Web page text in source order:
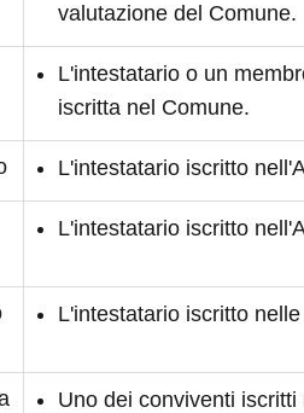
valutazione del Comune.
L'intestatario o un
iscritta nel Comune.
L'intestatario iscritto
L'intestatario iscritto
L'intestatario iscritto
Uno dei conviventi